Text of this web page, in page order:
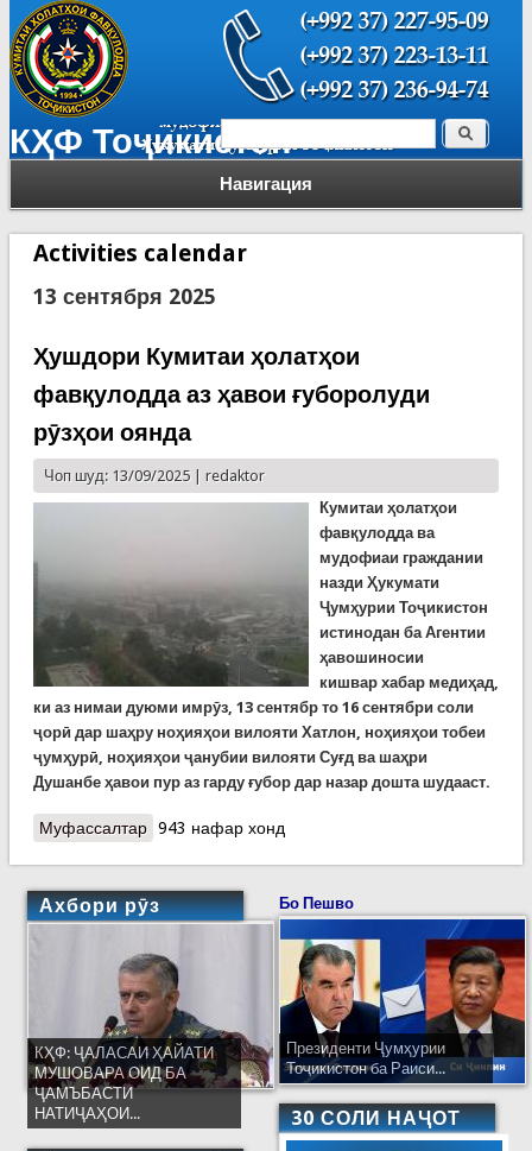
КҲФ Тоҷикистон
Навигация
Форма поиска Поиск
Activities calendar
13 сентября 2025
Ҳушдори Кумитаи ҳолатҳои
фавқулодда аз ҳавои ғуборолуди
рӯзҳои оянда
Чоп шуд: 13/09/2025 | redaktor
Кумитаи ҳолатҳои
фавқулодда ва
мудофиаи граждании
назди Ҳукумати
Ҷумҳурии Тоҷикистон
истинодан ба Агентии
ҳавошиносии
кишвар хабар медиҳад,
ки аз нимаи дуюми имрӯз, 13 сентябр то 16 сентябри соли
ҷорӣ дар шаҳру ноҳияҳои вилояти Хатлон, ноҳияҳои тобеи
ҷумҳурӣ, ноҳияҳои ҷанубии вилояти Суғд ва шаҳри
Душанбе ҳавои пур аз гарду ғубор дар назар дошта шудааст.
Муфассалтаро Ҳушдори Кумитаи ҳолатҳои фавқулодда аз
943 нафар хонд
Ахбори рӯз
КҲФ: ҶАЛАСАИ ҲАЙАТИ
МУШОВАРА ОИД БА
ҶАМЪБАСТИ
НАТИҶАҲОИ...
Бо Пешво
Президенти Ҷумҳурии
Тоҷикистон ба Раиси...
30 СОЛИ НАҶОТ